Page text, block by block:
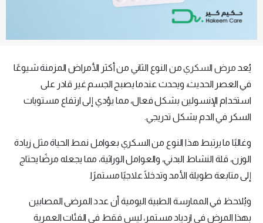
يُعد مرض السكريمن النوع الثاني من أكثر الأمراض المزمنة شيوعًا
في العصر الحديث، ويحدث عندما يصبح الجسم غير قادر على
استخدام الإنسولين بشكل فعال، مما يؤدي إلى ارتفاع مستويات
السكر في الدم بشكل تدريجي.
وغالبًا ما يرتبط هذا النوع من السكري بعوامل نمط الحياة مثل زيادة
الوزن، قلة النشاط البدني، والعوامل الوراثية، مما يجعله مرضًا يحتاج
إلى متابعة طويلة الأمد وتدخلًا علاجيًا مستمرًا.
ويُلاحظ في الممارسة الطبية اليومية أن عدد المرضى المصابين
بهذا المرض في ازدياد مستمر، ليس فقط في الفئات العمرية